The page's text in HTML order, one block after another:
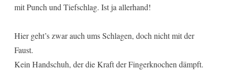
mit Punch und Tiefschlag. Ist ja allerhand!
Hier geht’s zwar auch ums Schlagen, doch nicht mit der
Faust.
Kein Handschuh, der die Kraft der Fingerknochen dämpft.